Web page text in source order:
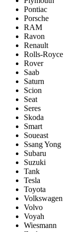
Pontiac
Porsche
RAM
Ravon
Renault
Rolls-Royce
Rover
Saab
Saturn
Scion
Seat
Seres
Skoda
Smart
Soueast
Ssang Yong
Subaru
Suzuki
Tank
Tesla
Toyota
Volkswagen
Volvo
Voyah
Wiesmann